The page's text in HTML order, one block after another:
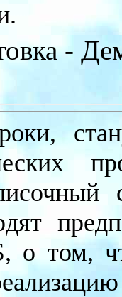
-
о том,